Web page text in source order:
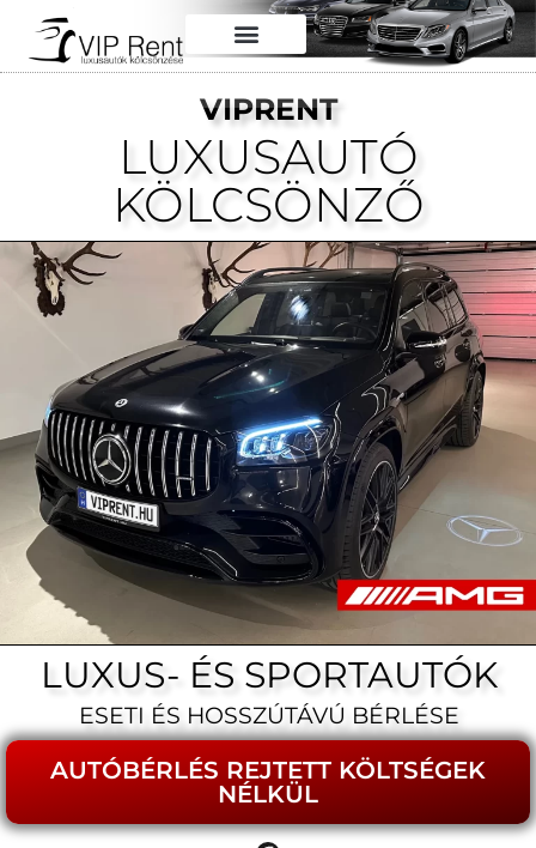
VIPRENT
LUXUSAUTÓ
KÖLCSÖNZŐ
LUXUS- ÉS SPORTAUTÓK
ESETI ÉS HOSSZÚTÁVÚ BÉRLÉSE
AUTÓBÉRLÉS REJTETT KÖLTSÉGEK
NÉLKÜL